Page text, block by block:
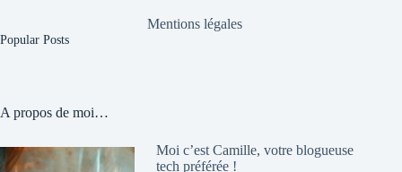
Mentions légales
Popular Posts
A propos de moi…
Moi c’est Camille, votre blogueuse
tech préférée !